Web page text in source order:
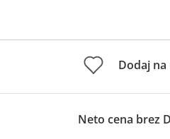
Dodaj
Neto cena brez